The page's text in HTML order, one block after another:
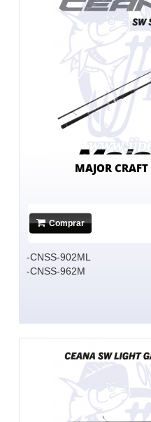
MAJOR
Comprar
-CNSS-902ML
-CNSS-962M